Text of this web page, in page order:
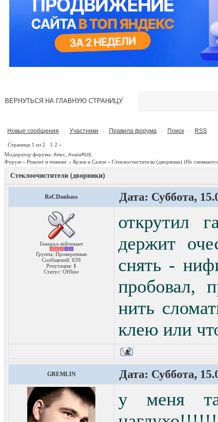
ВЕРНУТЬСЯ НА ГЛАВНУЮ СТРАНИЦУ
Новые сообщения · Участники · Правила форума · Поиск · RSS
Страница 1 из 2 1 2 »
Модератор форума: Artec AvataRUS
Форум » Ремонт и тюнинг » Кузов и Салон » Стеклоочистители (дворники) (Не
Стеклоочистители (дворники)
ReCDonbass Дата: Суббота,
Генерал-лейтенант
Группа: Проверенные
Сообщений: 639
Репутация: 1
Статус: Offline
открутил
держит
снять -
пробовал,
нить
клею или
GREMLIN Дата: Суббота,
у меня